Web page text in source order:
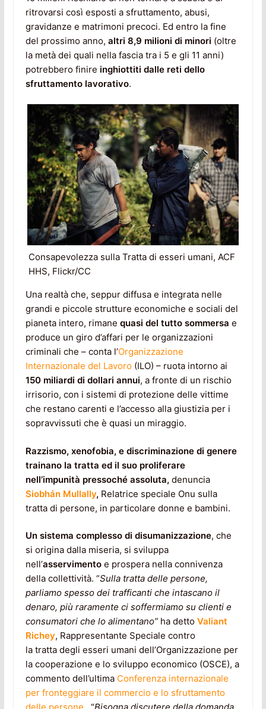
ritrovarsi così esposti a sfruttamento, abusi,
gravidanze e matrimoni precoci. Ed entro la fine
del prossimo anno, altri 8,9 milioni di minori (oltre
la metà dei quali nella fascia tra i 5 e gli 11 anni)
potrebbero finire inghiottiti dalle reti dello
sfruttamento lavorativo.
Consapevolezza sulla Tratta di esseri umani, ACF
HHS, Flickr/CC
Una realtà che, seppur diffusa e integrata nelle
grandi e piccole strutture economiche e sociali del
pianeta intero, rimane quasi del tutto sommersa e
produce un giro d’affari per le organizzazioni
criminali che – conta l’Organizzazione
Internazionale del Lavoro(ILO) – ruota intorno ai
150 miliardi di dollari annui, a fronte di un rischio
irrisorio, con i sistemi di protezione delle vittime
che restano carenti e l’accesso alla giustizia per i
sopravvissuti che è quasi un miraggio.
Razzismo, xenofobia, e discriminazione di genere
trainano la tratta ed il suo proliferare
nell’impunità pressoché assoluta, denuncia
Siobhán Mullally, Relatrice speciale Onu sulla
tratta di persone, in particolare donne e bambini.
Un sistema complesso di disumanizzazione, che
si origina dalla miseria, si sviluppa
nell’asservimentoe prospera nella connivenza
della collettività. “Sulla tratta delle persone,
parliamo spesso dei trafficanti che intascano il
denaro, più raramente ci soffermiamo su clienti e
consumatori che lo alimentano”ha detto Valiant
Richey, Rappresentante Speciale contro
la tratta degli esseri umani dell’Organizzazione per
la cooperazione e lo sviluppo economico (OSCE), a
commento dell’ultima Conferenza internazionale
per fronteggiare il commercio e lo sfruttamento